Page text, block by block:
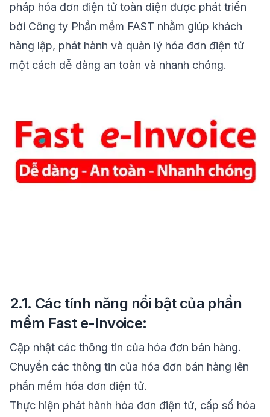
pháp hóa đơn điện tử toàn diện được phát triển
bởi Công ty Phần mềm FAST nhằm giúp khách
hàng lập, phát hành và quản lý hóa đơn điện tử
một cách dễ dàng an toàn và nhanh chóng.
2.1. Các tính năng nổi bật của phần
mềm Fast e-Invoice:
Cập nhật các thông tin của hóa đơn bán hàng.
Chuyển các thông tin của hóa đơn bán hàng lên
phần mềm hóa đơn điện tử.
Thực hiện phát hành hóa đơn điện tử, cấp số hóa